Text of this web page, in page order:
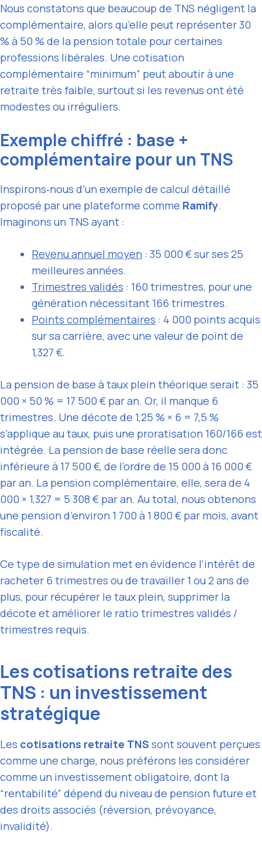
Nous constatons que beaucoup de TNS négligent la
complémentaire, alors qu’elle peut représenter 30
% à 50 % de la pension totale pour certaines
professions libérales. Une cotisation
complémentaire “minimum” peut aboutir à une
retraite très faible, surtout si les revenus ont été
modestes ou irréguliers.
Exemple chiffré : base +
complémentaire pour un TNS
Inspirons‑nous d’un exemple de calcul détaillé
proposé par une plateforme comme Ramify.
Imaginons un TNS ayant :
Revenu annuel moyen : 35 000 € sur ses 25
meilleures années.
Trimestres validés : 160 trimestres, pour une
génération nécessitant 166 trimestres.
Points complémentaires : 4 000 points acquis
sur sa carrière, avec une valeur de point de
1,327 €.
La pension de base à taux plein théorique serait : 35
000 × 50 % = 17 500 € par an. Or, il manque 6
trimestres. Une décote de 1,25 % × 6 = 7,5 %
s’applique au taux, puis une proratisation 160/166 est
intégrée. La pension de base réelle sera donc
inférieure à 17 500 €, de l’ordre de 15 000 à 16 000 €
par an. La pension complémentaire, elle, sera de 4
000 × 1,327 = 5 308 € par an. Au total, nous obtenons
une pension d’environ 1 700 à 1 800 € par mois, avant
fiscalité.
Ce type de simulation met en évidence l’intérêt de
racheter 6 trimestres ou de travailler 1 ou 2 ans de
plus, pour récupérer le taux plein, supprimer la
décote et améliorer le ratio trimestres validés /
trimestres requis.
Les cotisations retraite des
TNS : un investissement
stratégique
Les cotisations retraite TNS sont souvent perçues
comme une charge, nous préférons les considérer
comme un investissement obligatoire, dont la
“rentabilité” dépend du niveau de pension future et
des droits associés (réversion, prévoyance,
invalidité).